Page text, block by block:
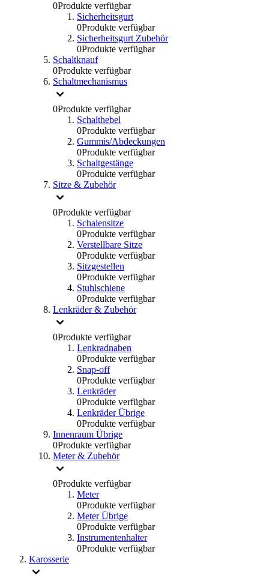
0Produkte verfügbar
Sicherheitsgurt
0Produkte verfügbar
Sicherheitsgurt Zubehör
0Produkte verfügbar
Schaltknauf
0Produkte verfügbar
Schaltmechanismus
0Produkte verfügbar
Schalthebel
0Produkte verfügbar
Gummis/Abdeckungen
0Produkte verfügbar
Schaltgestänge
0Produkte verfügbar
Sitze & Zubehör
0Produkte verfügbar
Schalensitze
0Produkte verfügbar
Verstellbare Sitze
0Produkte verfügbar
Sitzgestellen
0Produkte verfügbar
Stuhlschiene
0Produkte verfügbar
Lenkräder & Zubehör
0Produkte verfügbar
Lenkradnaben
0Produkte verfügbar
Snap-off
0Produkte verfügbar
Lenkräder
0Produkte verfügbar
Lenkräder Übrige
0Produkte verfügbar
Innenraum Übrige
0Produkte verfügbar
Meter & Zubehör
0Produkte verfügbar
Meter
0Produkte verfügbar
Meter Übrige
0Produkte verfügbar
Instrumentenhalter
0Produkte verfügbar
Karosserie